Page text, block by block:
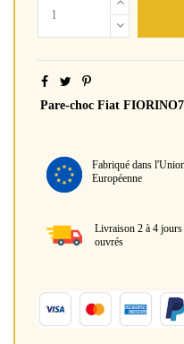
Pare-choc Fiat
Fabriqué dans
Européenne
Livraison 2 à 4 jours
ouvrés